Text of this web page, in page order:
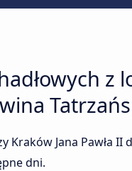
z
Jana Pawła II
dni.